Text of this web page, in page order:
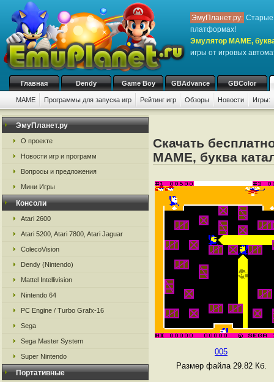
ЭмуПланет.ру: Старые
платформах!
Эмулятор MAME,
игры от игровых
Главная Dendy Game Boy GBAdvance GBColor
MAME Программы для запуска игр Рейтинг игр Обзоры Новости Игры:
ЭмуПланет.ру
О проекте
Новости игр и программ
Вопросы и предложения
Мини Игры
Консоли
Atari 2600
Atari 5200, Atari 7800, Atari Jaguar
ColecoVision
Dendy (Nintendo)
Mattel Intellivision
Nintendo 64
PC Engine / Turbo Grafx-16
Sega
Sega Master System
Super Nintendo
Портативные
Скачать
MAME, буква
005
Размер файла 29.82 Кб.